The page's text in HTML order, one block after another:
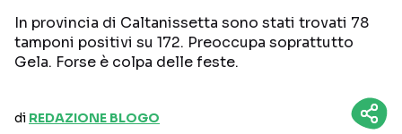
In provincia di Caltanissetta sono stati trovati 78
tamponi positivi su 172. Preoccupa soprattutto
Gela. Forse è colpa delle feste.
di REDAZIONE BLOGO